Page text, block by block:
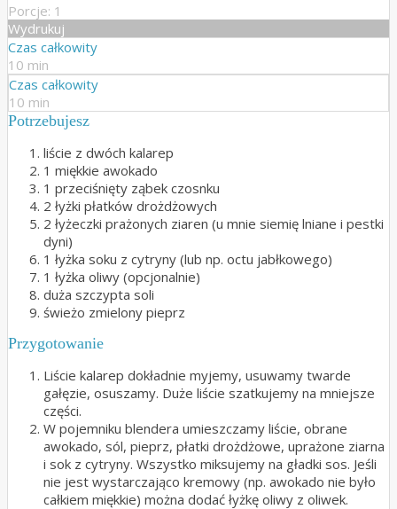
Porcje: 1
Wydrukuj
Czas całkowity
10 min
Czas całkowity
10 min
Potrzebujesz
liście z dwóch kalarep
1 miękkie awokado
1 przeciśnięty ząbek czosnku
2 łyżki płatków drożdżowych
2 łyżeczki prażonych ziaren (u mnie siemię lniane i pestki
dyni)
1 łyżka soku z cytryny (lub np. octu jabłkowego)
1 łyżka oliwy (opcjonalnie)
duża szczypta soli
świeżo zmielony pieprz
Przygotowanie
Liście kalarep dokładnie myjemy, usuwamy twarde
gałęzie, osuszamy. Duże liście szatkujemy na mniejsze
części.
W pojemniku blendera umieszczamy liście, obrane
awokado, sól, pieprz, płatki drożdżowe, uprażone ziarna
i sok z cytryny. Wszystko miksujemy na gładki sos. Jeśli
nie jest wystarczająco kremowy (np. awokado nie było
całkiem miękkie) można dodać łyżkę oliwy z oliwek.